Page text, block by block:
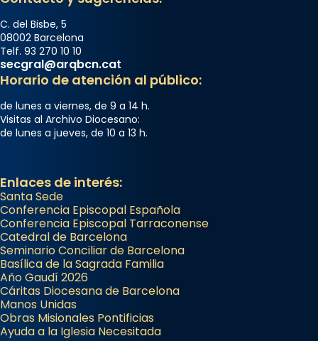
C. del Bisbe, 5
08002 Barcelona
Telf. 93 270 10 10
secgral@arqbcn.cat
Horario de atención al público:
de lunes a viernes, de 9 a 14 h.
Visitas al Archivo Diocesano:
de lunes a jueves, de 10 a 13 h.
Enlaces de interés:
Santa Sede
Conferencia Episcopal Española
Conferencia Episcopal Tarraconense
Catedral de Barcelona
Seminario Conciliar de Barcelona
Basílica de la Sagrada Familia
Año Gaudí 2026
Cáritas Diocesana de Barcelona
Manos Unidas
Obras Misionales Pontificias
Ayuda a la Iglesia Necesitada